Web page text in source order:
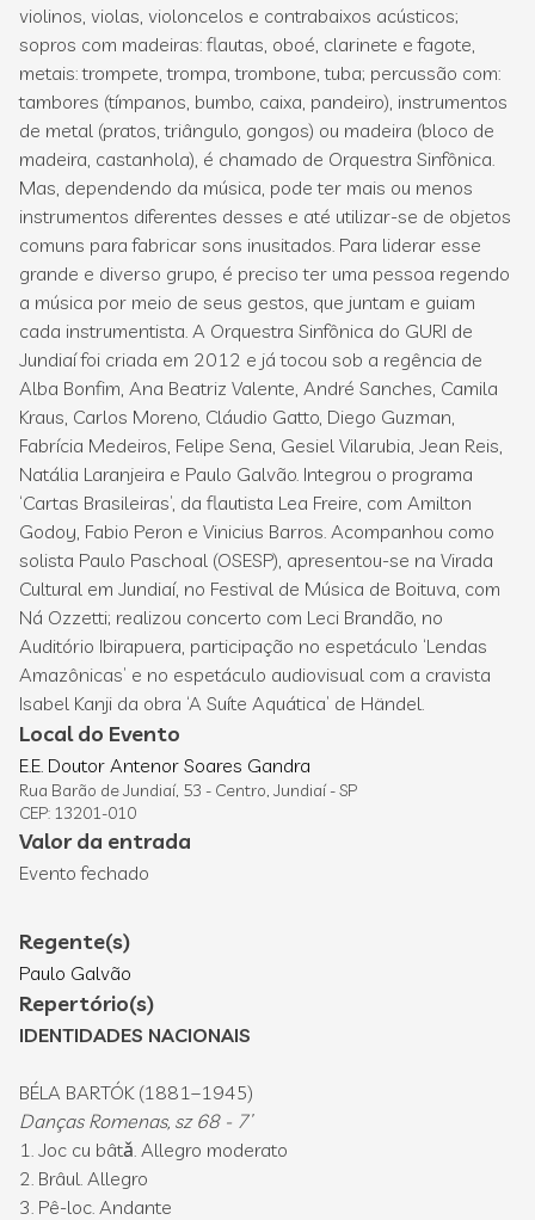
violinos, violas, violoncelos e contrabaixos acústicos;
sopros com madeiras: flautas, oboé, clarinete e fagote,
metais: trompete, trompa, trombone, tuba; percussão com:
tambores (tímpanos, bumbo, caixa, pandeiro), instrumentos
de metal (pratos, triângulo, gongos) ou madeira (bloco de
madeira, castanhola), é chamado de Orquestra Sinfônica.
Mas, dependendo da música, pode ter mais ou menos
instrumentos diferentes desses e até utilizar-se de objetos
comuns para fabricar sons inusitados. Para liderar esse
grande e diverso grupo, é preciso ter uma pessoa regendo
a música por meio de seus gestos, que juntam e guiam
cada instrumentista. A Orquestra Sinfônica do GURI de
Jundiaí foi criada em 2012 e já tocou sob a regência de
Alba Bonfim, Ana Beatriz Valente, André Sanches, Camila
Kraus, Carlos Moreno, Cláudio Gatto, Diego Guzman,
Fabrícia Medeiros, Felipe Sena, Gesiel Vilarubia, Jean Reis,
Natália Laranjeira e Paulo Galvão. Integrou o programa
‘Cartas Brasileiras’, da flautista Lea Freire, com Amilton
Godoy, Fabio Peron e Vinicius Barros. Acompanhou como
solista Paulo Paschoal (OSESP), apresentou-se na Virada
Cultural em Jundiaí, no Festival de Música de Boituva, com
Ná Ozzetti; realizou concerto com Leci Brandão, no
Auditório Ibirapuera, participação no espetáculo ‘Lendas
Amazônicas’ e no espetáculo audiovisual com a cravista
Isabel Kanji da obra ‘A Suíte Aquática’ de Händel.
Local do Evento
E.E. Doutor Antenor Soares Gandra
Rua Barão de Jundiaí, 53 - Centro, Jundiaí - SP
CEP: 13201-010
Valor da entrada
Evento fechado
Regente(s)
Paulo Galvão
Repertório(s)
IDENTIDADES NACIONAIS
BÉLA BARTÓK (1881–1945)
Danças Romenas, sz 68 - 7’
1. Joc cu bâtǎ. Allegro moderato
2. Brâul. Allegro
3. Pê-loc. Andante